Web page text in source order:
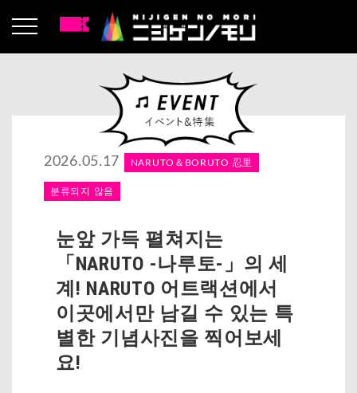
2026.05.17 NARUTO＆BORUTO 忍里
분류되지 않음
눈앞 가득 펼쳐지는
「NARUTO -나루토-」의 세
계! NARUTO 어트랙션에서
이곳에서만 남길 수 있는 특
별한 기념사진을 찍어보세
요!